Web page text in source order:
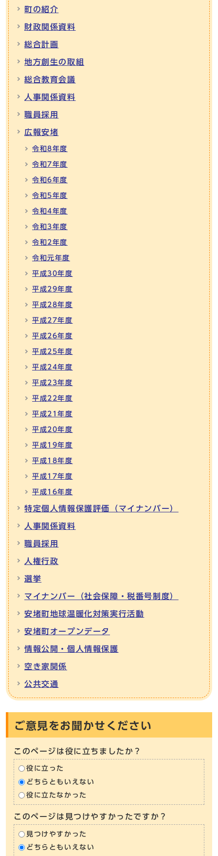
町の紹介
財政関係資料
総合計画
地方創生の取組
総合教育会議
人事関係資料
職員採用
広報安堵
令和8年度
令和7年度
令和6年度
令和5年度
令和4年度
令和3年度
令和2年度
令和元年度
平成30年度
平成29年度
平成28年度
平成27年度
平成26年度
平成25年度
平成24年度
平成23年度
平成22年度
平成21年度
平成20年度
平成19年度
平成18年度
平成17年度
平成16年度
特定個人情報保護評価（マイナンバー）
人事関係資料
職員採用
人権行政
選挙
マイナンバー（社会保障・税番号制度）
安堵町地球温暖化対策実行活動
安堵町オープンデータ
情報公開・個人情報保護
空き家関係
公共交通
ご意見をお聞かせください
このページは役に立ちましたか？
役に立った
どちらともいえない
役に立たなかった
このページは見つけやすかったですか？
見つけやすかった
どちらともいえない